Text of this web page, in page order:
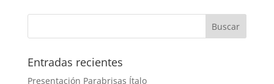
Entradas recientes
Presentación Parabrisas Ítalo